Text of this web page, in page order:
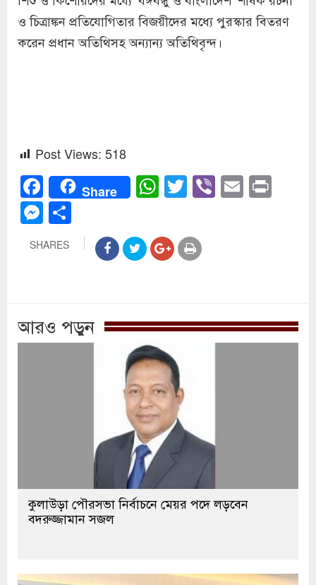
ও চিত্রাঙ্কন প্রতিযোগিতার বিজয়ীদের মধ্যে পুরস্কার বিতরণ
করেন প্রধান অতিথিসহ অন্যান্য অতিথিবৃন্দ।
Post Views: 518
Facebook
Share WhatsApp
Twitter
Viber
Email
Messenger
SHARES
আরও পড়ুন
কুলাউড়া পৌরসভা নির্বাচনে মেয়র পদে লড়বেন
বদরুজ্জামান সজল